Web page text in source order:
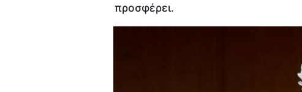
προσφέρει.